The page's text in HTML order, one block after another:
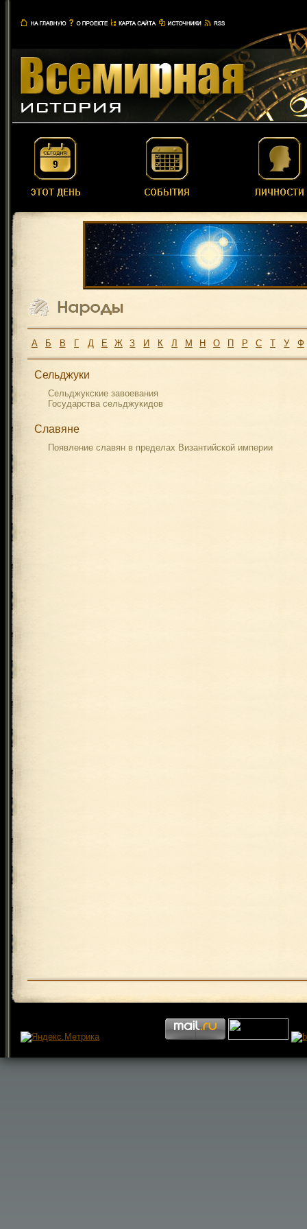
А Б В Г Д Е Ж З И К Л М Н О П Р С Т У Ф
Сельджуки
Сельджукские завоевания
Государства сельджукидов
Славяне
Появление славян в пределах Византийской империи